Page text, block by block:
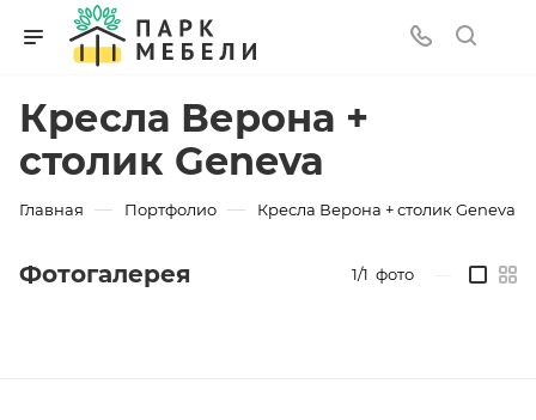
Кресла Верона +
столик Geneva
Главная — Портфолио — Кресла Верона + столик Geneva
Фотогалерея 1/1 фото